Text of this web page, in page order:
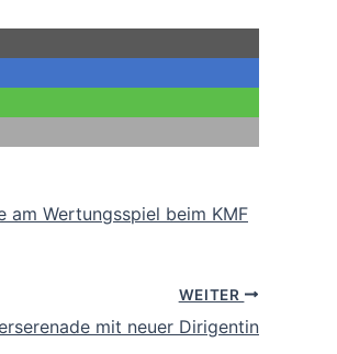
am Wertungs­spiel beim KMF
WEITER
mit neuer Dirigentin